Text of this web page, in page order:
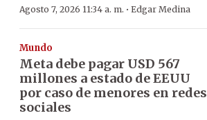
Agosto 7, 2026 11:34 a. m. · Edgar Medina
Mundo
Meta debe pagar USD 567
millones a estado de EEUU
por caso de menores en redes
sociales